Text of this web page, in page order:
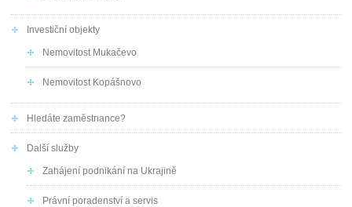
Investiční objekty
Nemovitost Mukačevo
Nemovitost Kopášnovo
Hledáte zaměstnance?
Další služby
Zahájení podnikání na Ukrajině
Právní poradenství a servis